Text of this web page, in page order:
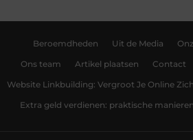
Beroemdheden Uit de Media
Ons team Artikel plaatsen Contact
Website Linkbuilding: Vergroot Je Online
Extra geld verdienen: praktische